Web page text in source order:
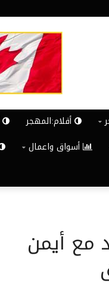
أقلام:المهجر
أسواق واعمال
مع أيمن